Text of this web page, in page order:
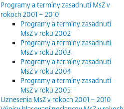
Programy a termíny zasadnutí MsZ v
rokoch 2001 – 2010
Programy a termíny zasadnutí
MsZ v roku 2002
Programy a termíny zasadnutí
MsZ v roku 2003
Programy a termíny zasadnutí
MsZ v roku 2004
Programy a termíny zasadnutí
MsZ v roku 2005
Uznesenia MsZ v rokoch 2001 – 2010